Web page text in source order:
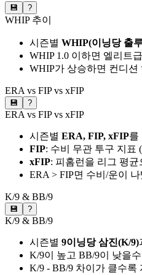
💾 ?
WHIP 추이
시즌별 WHIP(이닝당 출
WHIP 1.0 이하면 엘리트급
WHIP가 상승하면 컨디션
ERA vs FIP vs xFIP
💾 ?
ERA vs FIP vs xFIP
시즌별 ERA, FIP, xFIP를
FIP: 수비 무관 투구 지표
xFIP: 피홈런을 리그 평
ERA > FIP면 수비/운이
K/9 & BB/9
💾 ?
K/9 & BB/9
시즌별 9이닝당 삼진(K/9)
K/9이 높고 BB/9이 낮을
K/9 - BB/9 차이가 클수록